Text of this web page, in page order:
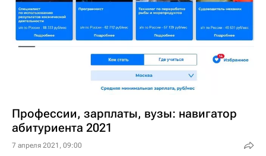
Профессии, зарплаты, вузы: навигатор
абитуриента 2021
7 апреля 2021, 09:00